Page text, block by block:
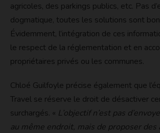
agricoles, des parkings publics, etc. Pas
dogmatique, toutes les solutions sont
Évidemment, l’intégration de ces
le respect de la réglementation et en
propriétaires privés ou les communes.
Chloé Guilfoyle précise également que
Travel se réserve le droit de désactiver
surchargés. « L’objectif n’est pas
au même endroit, mais de proposer